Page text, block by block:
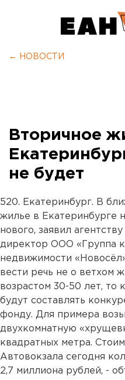
← НОВОСТИ
Вторичное
не будет
520. Екатеринбург. В
жилье в Екатеринбурге
нового, заявил
директор ООО «Группа
недвижимости
вести речь не о ветхом
возрастом 30-50 лет, то
будут составлять
фонду. Для примера
двухкомнатную
квадратных метра.
Автовокзала сегодня
2,7 миллиона рублей, -